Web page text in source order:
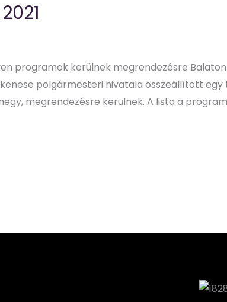
programok kerülnek megrendezésre
polgármesteri hivatala összeállított
megrendezésre kerülnek. A lista a